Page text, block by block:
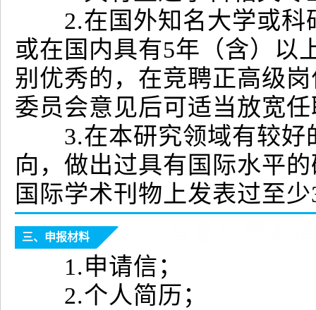
2.在国外知名大学或科
或在国内具有5年（含）以
别优秀的，在竞聘正高级
委员会意见后可适当放宽
3.在本研究领域有较好
向，做出过具有国际水平
国际学术刊物上发表过至
三、申报材料
1.申请信；
2.个人简历；